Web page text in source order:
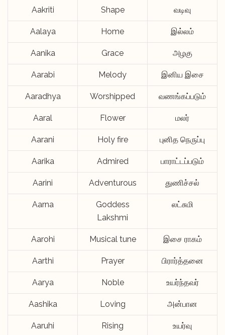
Aakriti Shape வடிவு
Aalaya Home இல்லம்
Aanika Grace அழகு
Aarabi Melody இனிய இசை
Aaradhya Worshipped வணங்கப்படும்
Aaral Flower மலர்
Aarani Holy fire புனித நெருப்பு
Aarika Admired பாராட்டப்படும்
Aarini Adventurous துணிச்சல்
Aarna
Goddess
Lakshmi
லட்சுமி
Aarohi Musical tune இசை ராகம்
Aarthi Prayer பிரார்த்தனை
Aarya Noble உயர்ந்தவர்
Aashika Loving அன்பான
Aaruhi Rising உயர்வு